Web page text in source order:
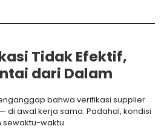
Tidak Efektif,
dari Dalam
bahwa verifikasi supplier
di awal kerja sama. Padahal, kondisi
waktu.